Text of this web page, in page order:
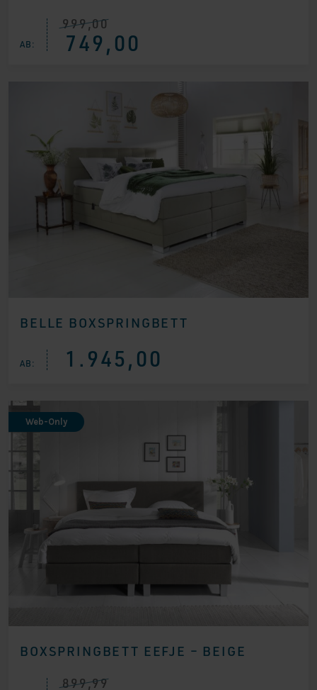
AB:
999,00
Ursprünglicher
Preis
war:749,00
Aktueller
Preis
ist:
BELLE BOXSPRINGBETT
AB: 1.945,00
BOXSPRINGBETT EEFJE – BEIGE
Web-Only
899,99
Ursprünglicher
Aktueller